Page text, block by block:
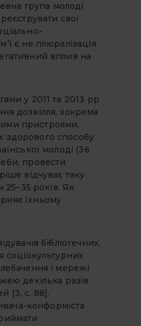
група молоді
свої
є не плюралізація
вплив на
у 2011 та 2013 рр.
дозвілля, зокрема
пристроями,
здорового способу
молоді (36
провести
відчуває таку
25–35 років. Як
їхньому
бібліотечних,
соціокультурних
і мережі
декілька разів
[3, с. 88].
конформіста